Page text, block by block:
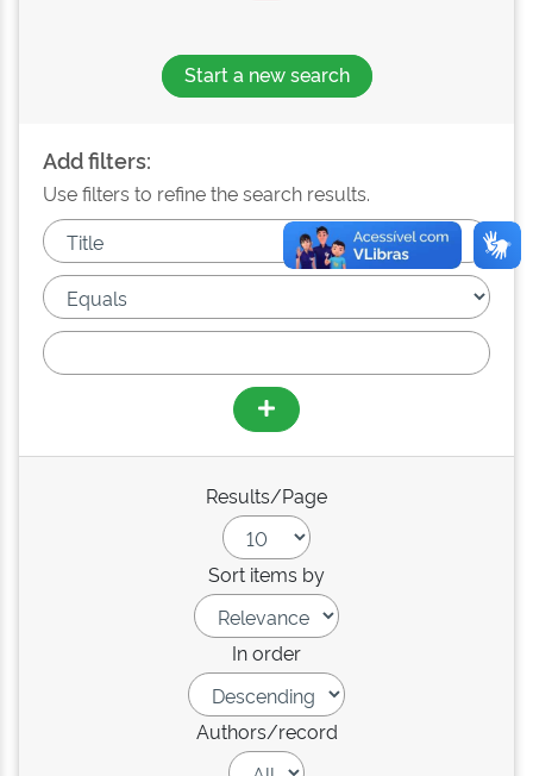
Start a new search
Add filters:
Use filters to refine the search results.
Results/Page
Sort items by
In order
Authors/record